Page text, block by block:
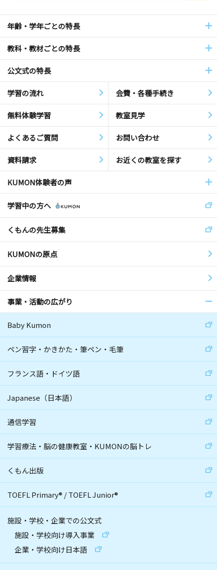
年齢・学年ごとの特長
教科・教材ごとの特長
公文式の特長
学習の流れ 会費・各種手続き
無料体験学習 教室見学
よくあるご質問 お問い合わせ
資料請求 お近くの教室を探す
KUMON体験者の声
学習中の方へ
くもんの先生募集
KUMONの原点
企業情報
事業・活動の広がり
Baby Kumon
ペン習字・かきかた・筆ペン・毛筆
フランス語・ドイツ語
Japanese（日本語）
通信学習
学習療法・脳の健康教室・KUMONの脳トレ
くもん出版
TOEFL Primary® /TOEFL Junior®
施設・学校・企業での公文式
施設・学校向け導入事業
企業・学校向け日本語